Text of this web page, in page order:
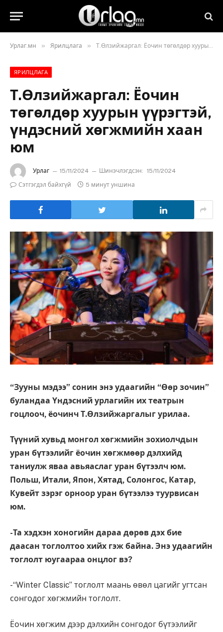
Урлаг.мн » Ярилцлага » Т.Өлзийжаргал: Ёочин төгөлдөр хуурын үүрэгтэй, үндэсний хөгжмийн хаан юм
ЯРИЛЦЛАГА
Т.Өлзийжаргал: Ёочин
төгөлдөр хуурын үүрэгтэй,
үндэсний хөгжмийн хаан
юм
Урлаг 15/11/2024 Шинэчлэгдсэн: 15/11/2024
Сэтгэгдэл байхгүй
5 минут уншина
“Зууны мэдээ” сонин энэ удаагийн “Өөр зочин”
буландаа Үндэсний урлагийн их театрын
гоцлооч, ёочинч Т.Өлзийжаргалыг урилаа.
Түүний хувьд монгол хөгжмийн зохиолчдын
уран бүтээлийг ёочин хөгжмөөр дэлхийд
таниулж яваа авьяаслаг уран бүтээлч юм.
Польш, Итали, Япон, Хятад, Солонгос, Катар,
Кувейт зэрэг орноор уран бүтээлээ туурвисан
юм.
-Та хэдхэн хоногийн дараа дөрөв дэх бие
даасан тоглолтоо хийх гэж байна. Энэ удаагийн
тоглолт юугаараа онцлог вэ?
-“Winter Classic” тоглолт маань өвөл цагийг угтсан
сонгодог хөгжмийн тоглолт.
Ёочин хөгжим дээр дэлхийн сонгодог бүтээлийг